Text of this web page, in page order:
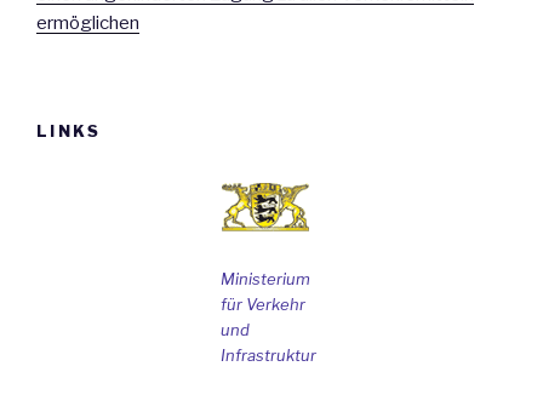
ermöglichen
LINKS
Ministerium
für Verkehr
und
Infrastruktur